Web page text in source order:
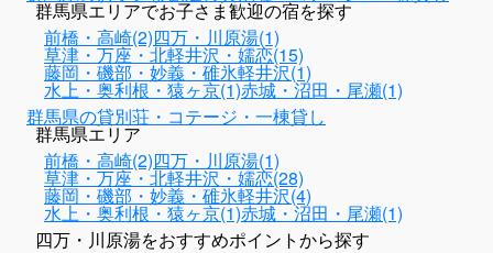
群馬県エリアでお子さま歓迎の宿を探す
前橋・高崎(2)四万・川原湯(1)
草津・万座・北軽井沢・嬬恋(15)
藤岡・磯部・妙義・碓氷軽井沢(1)
水上・奥利根・猿ヶ京(1)赤城・沼田・尾瀬(1)
群馬県の貸別荘・コテージ・一棟貸し
群馬県エリア
前橋・高崎(2)四万・川原湯(1)
草津・万座・北軽井沢・嬬恋(28)
藤岡・磯部・妙義・碓氷軽井沢(4)
水上・奥利根・猿ヶ京(1)赤城・沼田・尾瀬(1)
四万・川原湯をおすすめポイントから探す